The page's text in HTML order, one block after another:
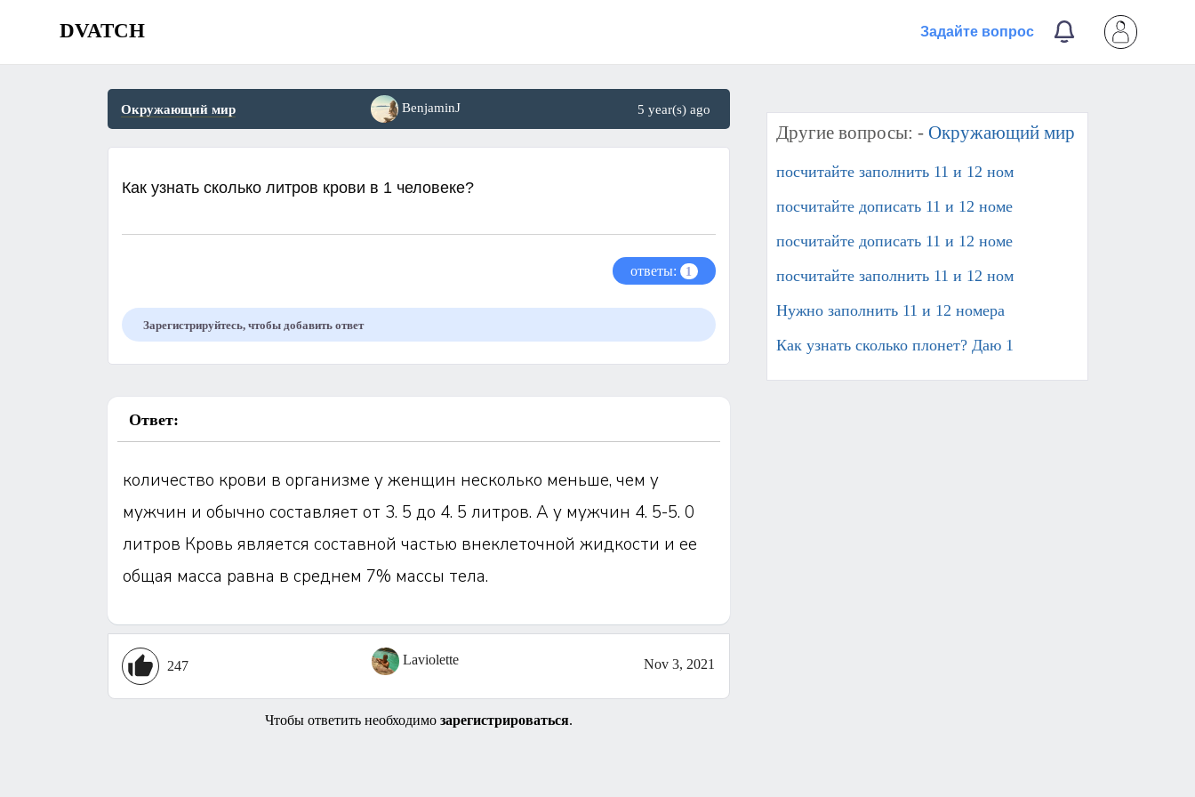
DVATCH Задайте вопрос
Окружающий мир BenjaminJ 5 year(s) ago
Как узнать сколько литров крови в 1 человеке?
ответы: 1
Зарегистрируйтесь, чтобы добавить ответ
Ответ:
количество крови в организме у женщин несколько меньше, чем y
мужчин и обычно составляет от 3. 5 до 4. 5 литров. А у мужчин 4. 5-5. 0
литров Кровь является составной частью внеклеточной жидкости и ее
общая масса равна в среднем 7% массы тела.
247 Laviolette Nov 3, 2021
Чтобы ответить необходимо зарегистрироваться.
Другие вопросы: - Окружающий мир
посчитайте заполнить 11 и 12 ном
посчитайте дописать 11 и 12 номе
посчитайте дописать 11 и 12 номе
посчитайте заполнить 11 и 12 ном
Нужно заполнить 11 и 12 номера
Как узнать сколько плонет? Даю 1